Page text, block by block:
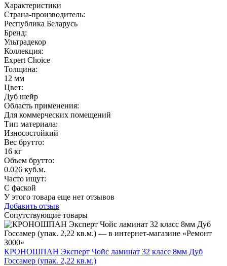
Характеристики
Страна-производитель:
Республика Беларусь
Бренд:
Ультрадекор
Коллекция:
Expert Choice
Толщина:
12 мм
Цвет:
Дуб шейр
Область применения:
Для коммерческих помещений
Тип материала:
Износостойкий
Вес брутто:
16 кг
Объем брутто:
0.026 куб.м.
Часто ищут:
С фаской
У этого товара еще нет отзывов
Добавить отзыв
Сопутствующие товары
КРОНОШПАН Эксперт Чойс ламинат 32 класс 8мм Дуб
Госсамер (упак. 2,22 кв.м.)